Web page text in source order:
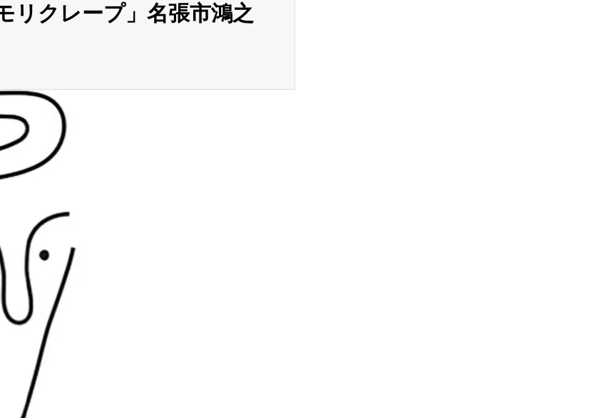
リクレープ」名張市鴻之